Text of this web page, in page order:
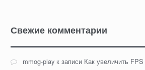
Свежие комментарии
mmog-playк записи Как увеличить FPS